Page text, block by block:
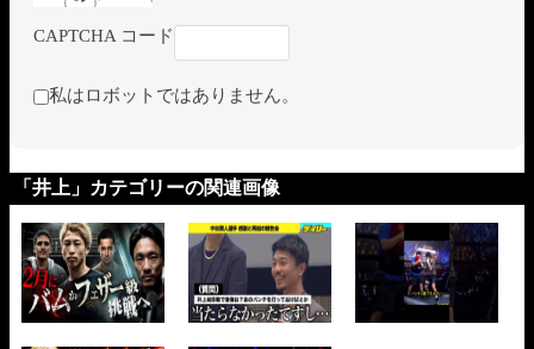
CAPTCHA コード
私はロボットではありません。
「井上」カテゴリーの関連画像